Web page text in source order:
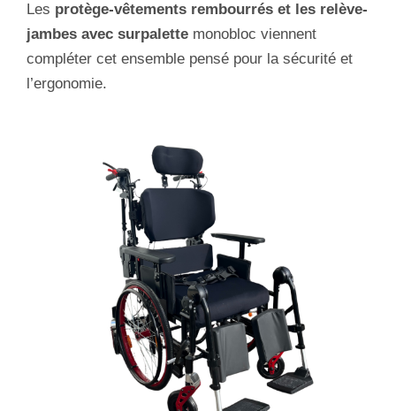
Les protège-vêtements rembourrés et les relève-
jambes avec surpalette monobloc viennent
compléter cet ensemble pensé pour la sécurité et
l’ergonomie.